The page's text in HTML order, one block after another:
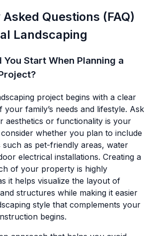
Questions (FAQ)
Landscaping
You Start When Planning a
project begins with a clear
your family’s needs and lifestyle. Ask
aesthetics or functionality is your
whether you plan to include
such as pet-friendly areas, water
electrical installations. Creating a
of your property is highly
it helps visualize the layout of
structures while making it easier
style that complements your
begins.